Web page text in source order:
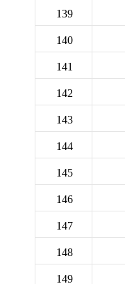
139
140
141
142
143
144
145
146
147
148
149